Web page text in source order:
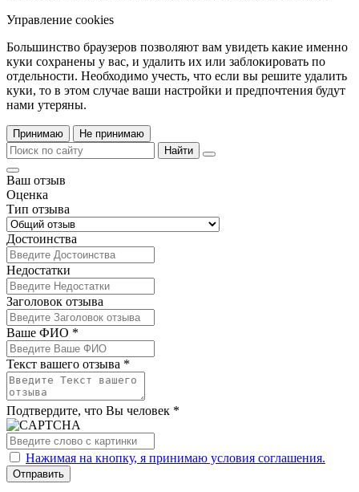
Управление cookies
Большинство браузеров позволяют вам увидеть какие именно
куки сохранены у вас, и удалить их или заблокировать по
отдельности. Необходимо учесть, что если вы решите удалить
куки, то в этом случае ваши настройки и предпочтения будут
нами утеряны.
Принимаю
Не принимаю
Найти
Ваш отзыв
Оценка
Тип отзыва
Достоинства
Недостатки
Заголовок отзыва
Ваше ФИО *
Текст вашего отзыва *
Подтвердите, что Вы человек *
Нажимая на кнопку, я принимаю условия соглашения.
Отправить